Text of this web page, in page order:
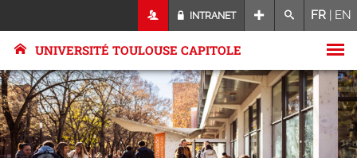
INTRANET FR | EN
UNIVERSITÉ TOULOUSE CAPITOLE